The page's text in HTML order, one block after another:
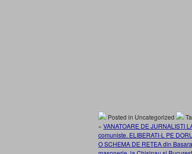
Posted in Uncategorized
« VANATOARE DE JURNALISTI
comuniste. ELIBERATI-L PE
O SCHEMA DE RETEA din